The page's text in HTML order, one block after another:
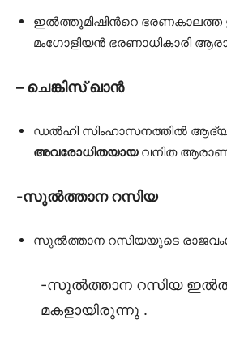
ഇൽത്തുമിഷിൻറെ ഭരണകാലത്ത
മംഗോളിയൻ ഭരണാധികാരി
– ചെങ്കിസ് ഖാൻ
ഡൽഹി സിംഹാസനത്തിൽ
അവരോധിതയായവനിത
-സുൽത്താന റസിയ
സുൽത്താന റസിയയുടെ
-സുൽത്താന റസിയ
മകളായിരുന്നു .